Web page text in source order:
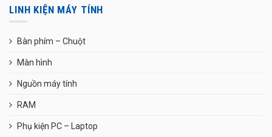
LINH KIỆN MÁY TÍNH
Bàn phím – Chuột
Màn hình
Nguồn máy tính
RAM
Phụ kiện PC – Laptop